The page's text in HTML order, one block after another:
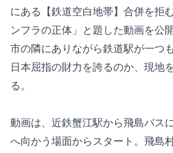
にある【鉄道空白地帯】合併を拒
ンフラの正体」と題した動画を公
市の隣にありながら鉄道駅が一つ
日本屈指の財力を誇るのか、現地
る。
動画は、近鉄蟹江駅から飛島バス
へ向かう場面からスタート。飛島